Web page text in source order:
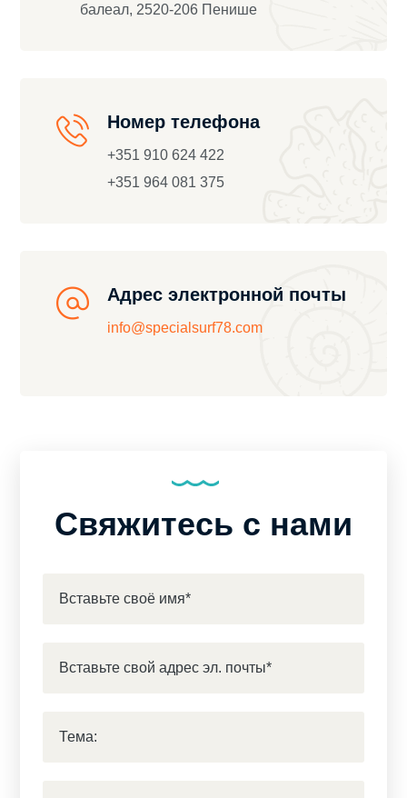
балеал, 2520-206 Пенише
Номер телефона
+351 910 624 422
+351 964 081 375
Адрес электронной почты
info@specialsurf78.com
Свяжитесь с нами